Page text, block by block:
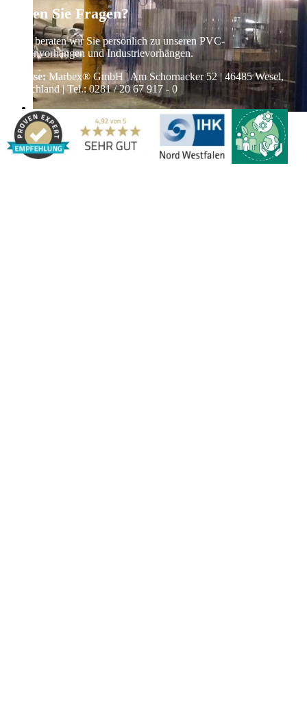
Haben Sie Fragen?
Gerne beraten wir Sie persönlich zu unseren PVC-
Streifenvorhängen und Industrievorhängen.
Adresse: Marbex® GmbH | Am Schornacker 52 | 46485 Wesel,
Deutschland | Tel.: 0281 / 20 67 917 - 0